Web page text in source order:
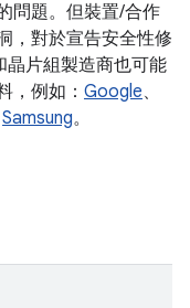
問題。但裝置/合作
，對於宣告安全性修
晶片組製造商也可能
，例如： Google、
Samsung。